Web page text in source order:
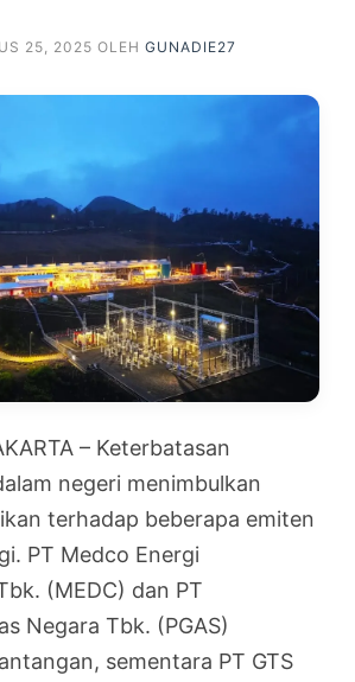
25, 2025 OLEH GUNADIE27
– Keterbatasan
negeri menimbulkan
terhadap beberapa emiten
PT Medco Energi
(MEDC) dan PT
Negara Tbk. (PGAS)
sementara PT GTS